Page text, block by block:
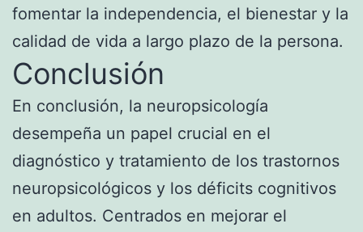
fomentar la independencia, el bienestar y la
calidad de vida a largo plazo de la persona.
Conclusión
En conclusión, la neuropsicología
desempeña un papel crucial en el
diagnóstico y tratamiento de los trastornos
neuropsicológicos y los déficits cognitivos
en adultos. Centrados en mejorar el